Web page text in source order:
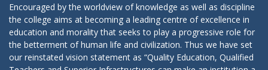
Encouraged by the worldview of knowledge as well as discipline
the college aims at becoming a leading centre of excellence in
education and morality that seeks to play a progressive role for
the betterment of human life and civilization. Thus we have set
our reinstated vision statement as “Quality Education, Qualified